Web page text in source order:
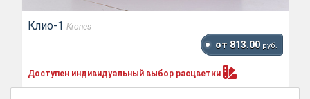
Клио-1 Krones
от 813.00 руб.
Доступен индивидуальный выбор расцветки